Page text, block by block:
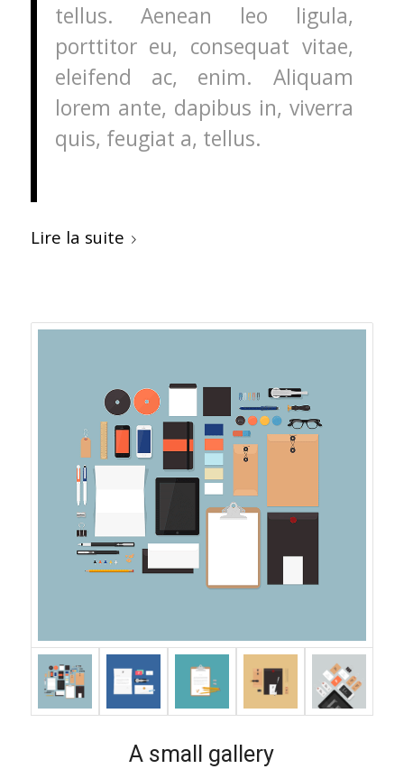
tellus. Aenean leo ligula,
porttitor eu, consequat vitae,
eleifend ac, enim. Aliquam
lorem ante, dapibus in, viverra
quis, feugiat a, tellus.
Lire la suite
A small gallery